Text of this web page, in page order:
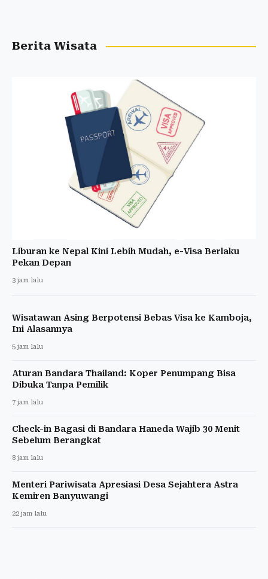
Berita Wisata
Liburan ke Nepal Kini Lebih Mudah, e-Visa Berlaku
Pekan Depan
3 jam lalu
Wisatawan Asing Berpotensi Bebas Visa ke Kamboja,
Ini Alasannya
5 jam lalu
Aturan Bandara Thailand: Koper Penumpang Bisa
Dibuka Tanpa Pemilik
7 jam lalu
Check-in Bagasi di Bandara Haneda Wajib 30 Menit
Sebelum Berangkat
8 jam lalu
Menteri Pariwisata Apresiasi Desa Sejahtera Astra
Kemiren Banyuwangi
22 jam lalu